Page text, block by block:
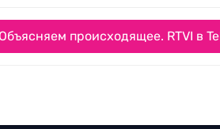
Объясняем происходящее. RTVI в